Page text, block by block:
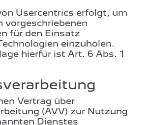
Usercentrics erfolgt, um
vorgeschriebenen
für den Einsatz
einzuholen.
hierfür ist Art. 6 Abs. 1
Vertrag über
(AVV) zur Nutzung
Dienstes